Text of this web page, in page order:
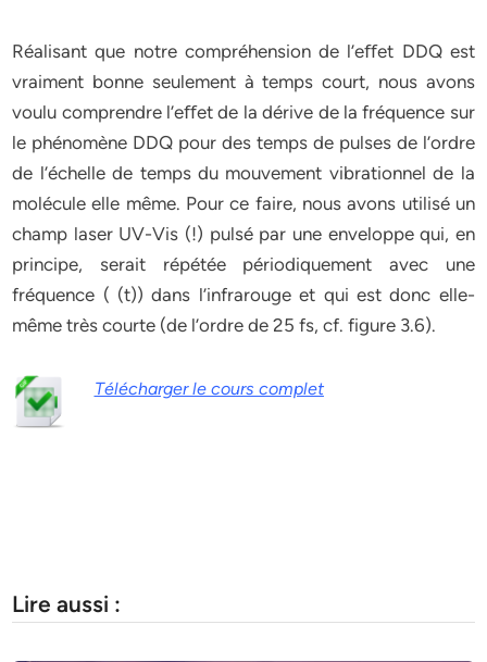
Réalisant que notre compréhension de l’eﬀet DDQ est
vraiment bonne seulement à temps court, nous avons
voulu comprendre l’eﬀet de la dérive de la fréquence sur
le phénomène DDQ pour des temps de pulses de l’ordre
de l’échelle de temps du mouvement vibrationnel de la
molécule elle même. Pour ce faire, nous avons utilisé un
champ laser UV-Vis (!) pulsé par une enveloppe qui, en
principe, serait répétée périodiquement avec une
fréquence ( (t)) dans l’infrarouge et qui est donc elle-
même très courte (de l’ordre de 25 fs, cf. figure 3.6).
Télécharger le cours complet
Lire aussi :